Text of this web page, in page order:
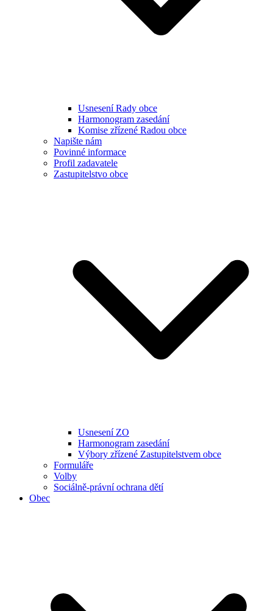
Usnesení Rady obce
Harmonogram zasedání
Komise zřízené Radou obce
Napište nám
Povinné informace
Profil zadavatele
Zastupitelstvo obce
Usnesení ZO
Harmonogram zasedání
Výbory zřízené Zastupitelstvem obce
Formuláře
Volby
Sociálně-právní ochrana dětí
Obec